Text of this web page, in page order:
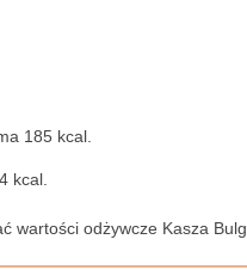
185 kcal.
kcal.
wartości odżywcze Kasza